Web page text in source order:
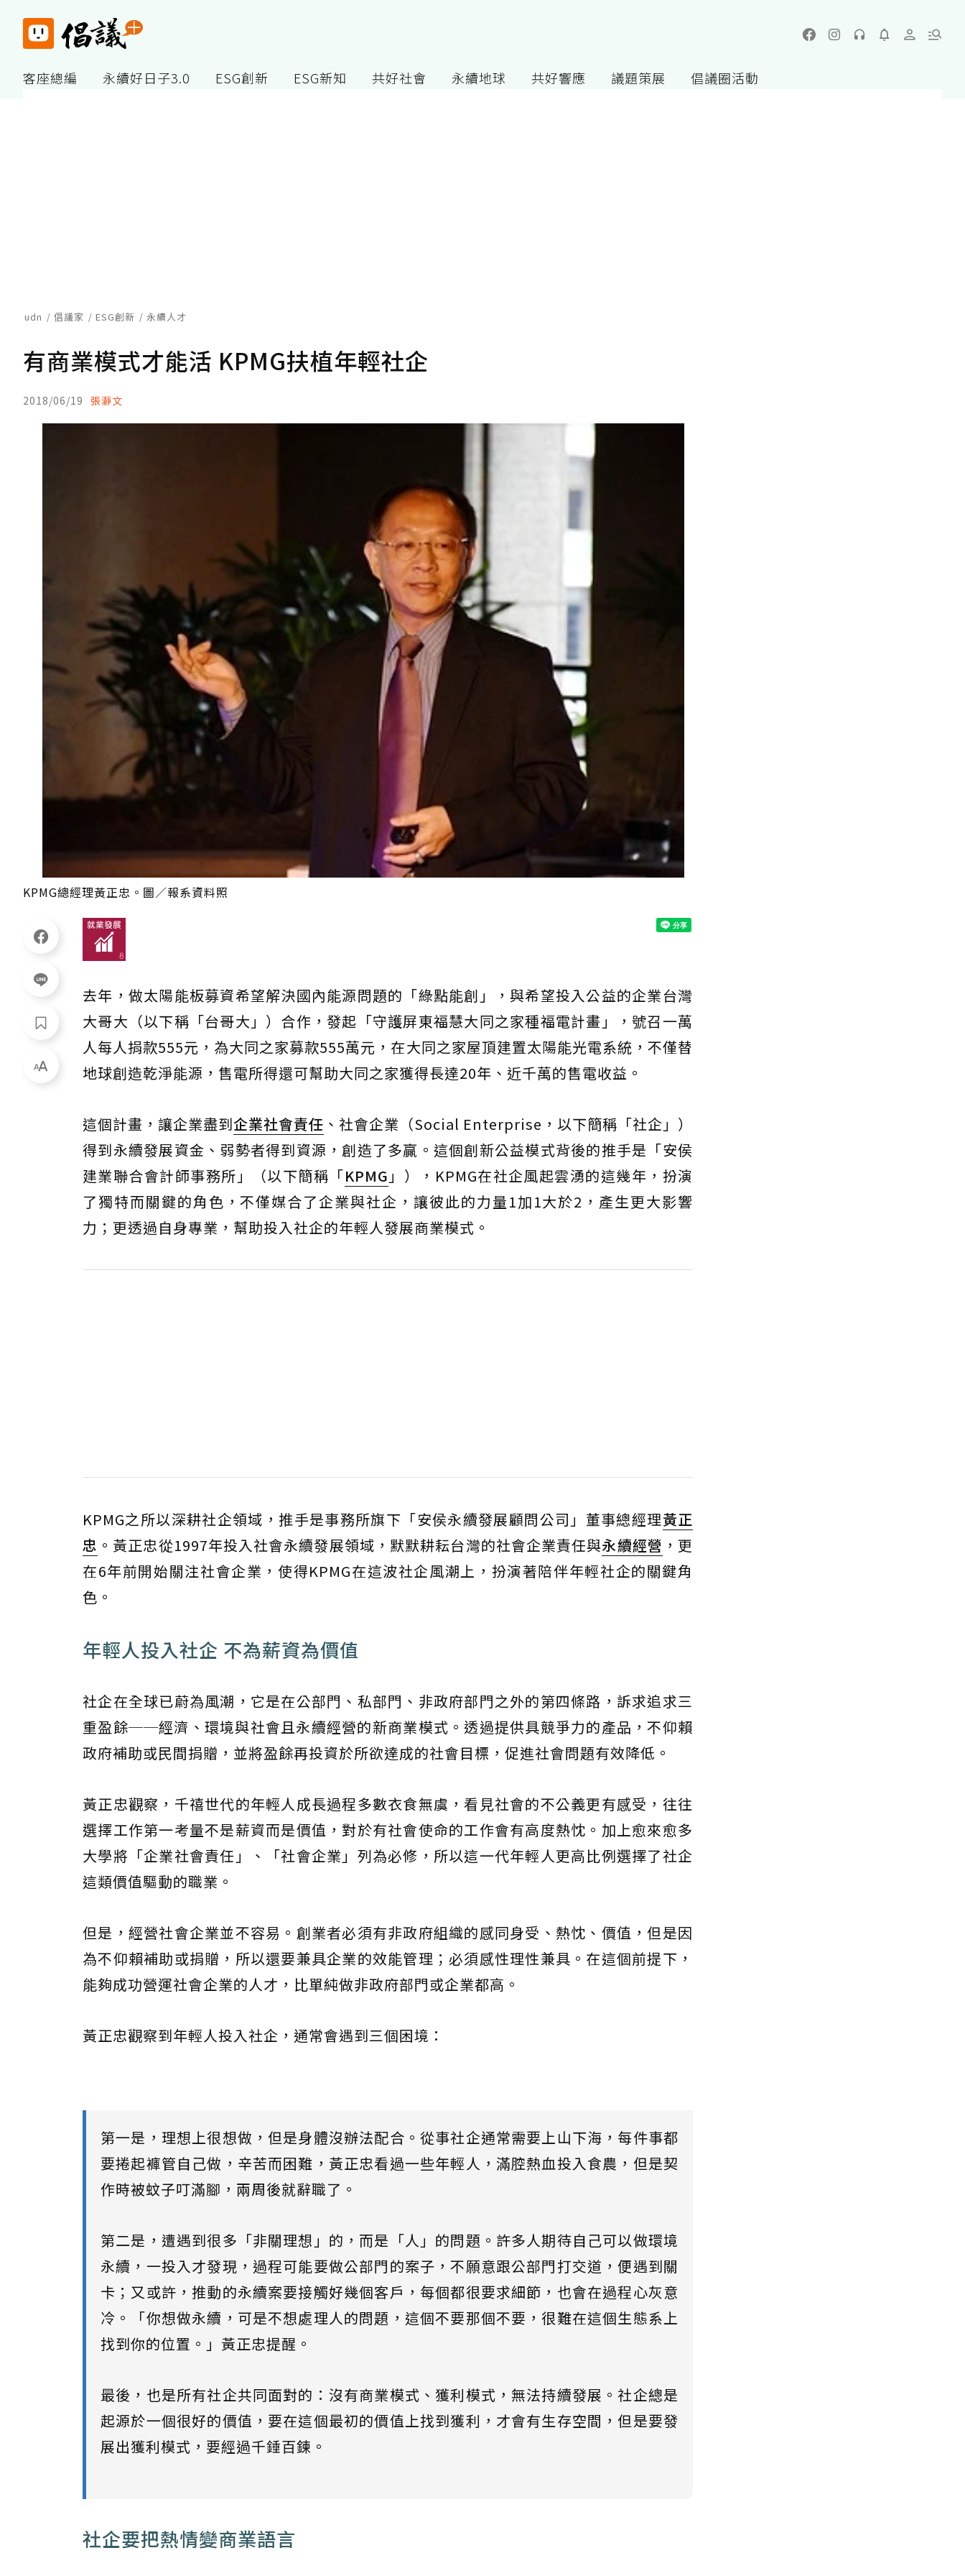
客座總編 永續好日子3.0 ESG創新 ESG新知 共好社會 永續地球 共好響應 議題策展 倡議圈活動
udn 倡議家 ESG創新 永續人才
有商業模式才能活 KPMG扶植年輕社企
2018/06/19 張瀞文
KPMG總經理黃正忠。圖／報系資料照
去年，做太陽能板募資希望解決國內能源問題的「綠點能創」，與希望投入公益的企業台灣
大哥大（以下稱「台哥大」）合作，發起「守護屏東福慧大同之家種福電計畫」，號召一萬
人每人捐款555元，為大同之家募款555萬元，在大同之家屋頂建置太陽能光電系統，不僅替
地球創造乾淨能源，售電所得還可幫助大同之家獲得長達20年、近千萬的售電收益。
這個計畫，讓企業盡到企業社會責任 、社會企業（Social Enterprise，以下簡稱「社企」）
得到永續發展資金、弱勢者得到資源，創造了多贏。這個創新公益模式背後的推手是「安侯
建業聯合會計師事務所」（以下簡稱「KPMG 」），KPMG在社企風起雲湧的這幾年，扮演
了獨特而關鍵的角色，不僅媒合了企業與社企，讓彼此的力量1加1大於2，產生更大影響
力；更透過自身專業，幫助投入社企的年輕人發展商業模式。
KPMG之所以深耕社企領域，推手是事務所旗下「安侯永續發展顧問公司」董事總經理黃正
忠 。黃正忠從1997年投入社會永續發展領域，默默耕耘台灣的社會企業責任與永續經營 ，更
在6年前開始關注社會企業，使得KPMG在這波社企風潮上，扮演著陪伴年輕社企的關鍵角
色。
年輕人投入社企 不為薪資為價值
社企在全球已蔚為風潮，它是在公部門、私部門、非政府部門之外的第四條路，訴求追求三
重盈餘──經濟、環境與社會且永續經營的新商業模式。透過提供具競爭力的產品，不仰賴
政府補助或民間捐贈，並將盈餘再投資於所欲達成的社會目標，促進社會問題有效降低。
黃正忠觀察，千禧世代的年輕人成長過程多數衣食無虞，看見社會的不公義更有感受，往往
選擇工作第一考量不是薪資而是價值，對於有社會使命的工作會有高度熱忱。加上愈來愈多
大學將「企業社會責任」、「社會企業」列為必修，所以這一代年輕人更高比例選擇了社企
這類價值驅動的職業。
但是，經營社會企業並不容易。創業者必須有非政府組織的感同身受、熱忱、價值，但是因
為不仰賴補助或捐贈，所以還要兼具企業的效能管理；必須感性理性兼具。在這個前提下，
能夠成功營運社會企業的人才，比單純做非政府部門或企業都高。
黃正忠觀察到年輕人投入社企，通常會遇到三個困境：
第一是，理想上很想做，但是身體沒辦法配合。從事社企通常需要上山下海，每件事都
要捲起褲管自己做，辛苦而困難，黃正忠看過一些年輕人，滿腔熱血投入食農，但是契
作時被蚊子叮滿腳，兩周後就辭職了。
第二是，遭遇到很多「非關理想」的，而是「人」的問題。許多人期待自己可以做環境
永續，一投入才發現，過程可能要做公部門的案子，不願意跟公部門打交道，便遇到關
卡；又或許，推動的永續案要接觸好幾個客戶，每個都很要求細節，也會在過程心灰意
冷。「你想做永續，可是不想處理人的問題，這個不要那個不要，很難在這個生態系上
找到你的位置。」黃正忠提醒。
最後，也是所有社企共同面對的：沒有商業模式、獲利模式，無法持續發展。社企總是
起源於一個很好的價值，要在這個最初的價值上找到獲利，才會有生存空間，但是要發
展出獲利模式，要經過千錘百鍊。
社企要把熱情變商業語言